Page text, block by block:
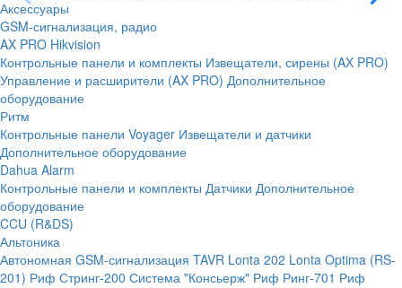
Аксессуары
GSM-сигнализация, радио
AX PRO Hikvision
Контрольные панели и комплекты Извещатели, сирены (AX PRO)
Управление и расширители (AX PRO) Дополнительное
оборудование
Ритм
Контрольные панели Voyager Извещатели и датчики
Дополнительное оборудование
Dahua Alarm
Контрольные панели и комплекты Датчики Дополнительное
оборудование
CCU (R&DS)
Альтоника
Автономная GSM-сигнализация TAVR Lonta 202 Lonta Optima (RS-
201) Риф Стринг-200 Система "Консьерж" Риф Ринг-701 Риф